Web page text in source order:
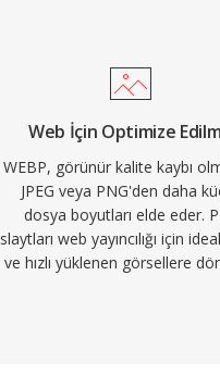
Web İçin Optimize
WEBP, görünür kalite kaybı
JPEG veya PNG'den daha
dosya boyutları elde eder.
slaytları web yayıncılığı için
ve hızlı yüklenen görsellere